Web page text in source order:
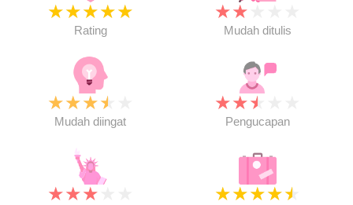
★★★★★
Rating
★★
Mudah ditulis
★★★★
Mudah diingat
★★★
Pengucapan
★★★ ★★★★★